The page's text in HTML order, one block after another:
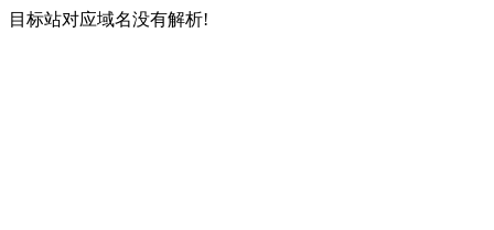
目标站对应域名没有解析!